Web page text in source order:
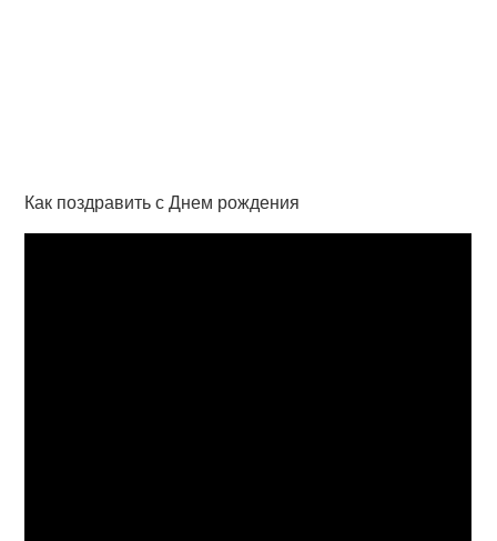
Как поздравить с Днем рождения